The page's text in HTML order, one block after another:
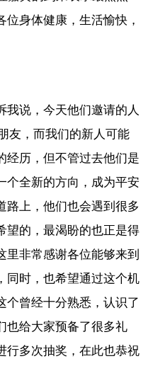
身体健康，生活愉快，
我说，今天他们邀请的人
友，而我们的新人可能
经历，但不管过去他们是
个全新的方向，成为平安
路上，他们也会遇到很多
望的，最渴盼的也正是得
里非常感谢各位能够来到
同时，也希望通过这个机
个曾经十分熟悉，认识了
也给大家预备了很多礼
行多次抽奖，在此也恭祝